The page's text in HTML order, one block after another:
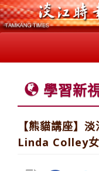
學習新
【熊貓講座】
Linda Colley女